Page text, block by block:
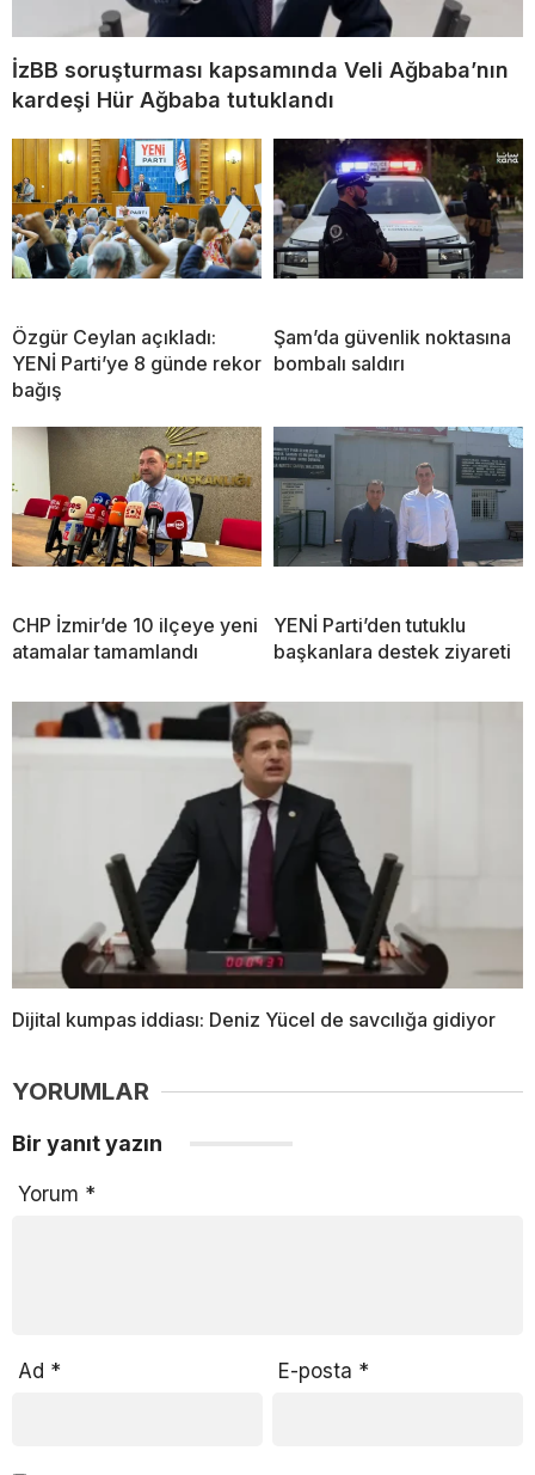
İzBB soruşturması kapsamında Veli Ağbaba’nın
kardeşi Hür Ağbaba tutuklandı
Özgür Ceylan açıkladı:
YENİ Parti’ye 8 günde rekor
bağış
Şam’da güvenlik noktasına
bombalı saldırı
CHP İzmir’de 10 ilçeye yeni
atamalar tamamlandı
YENİ Parti’den tutuklu
başkanlara destek ziyareti
Dijital kumpas iddiası: Deniz Yücel de savcılığa gidiyor
YORUMLAR
Bir yanıt yazın
Yorum *
Ad * E-posta *